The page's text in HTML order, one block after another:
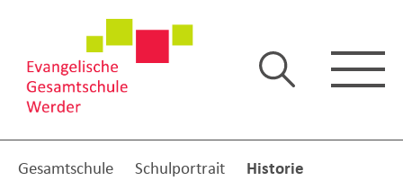
Gesamtschule Schulportrait Historie